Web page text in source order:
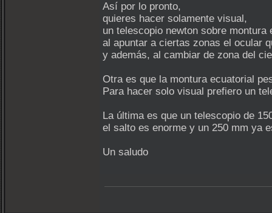
Así por lo pronto,
quieres hacer solamente visual,
un telescopio newton sobre
al apuntar a ciertas zonas el ocular
y además, al cambiar de zona del
Otra es que la montura ecuatorial
Para hacer solo visual prefiero un
La última es que un telescopio de
el salto es enorme y un 250 mm ya
Un saludo